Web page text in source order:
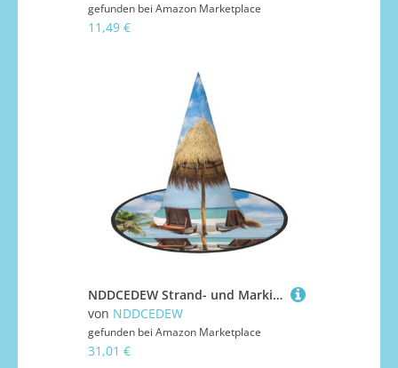
gefunden bei Amazon Marketplace
11,49 €
NDDCEDEW Strand- und Markisen-Druck, Halloween-Hüte, Hexen-Zauberer-Hüte für Feste, Cosplay
von NDDCEDEW
gefunden bei Amazon Marketplace
31,01 €